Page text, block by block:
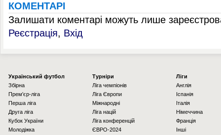
КОМЕНТАРІ
Залишати коментарі можуть лише
Реєстрація, Вхід
Українcький футбол
Збірна
Прем'єр-ліга
Перша ліга
Друга ліга
Кубок України
Молодіжка
Турніри
Ліга чемпіонів
Ліга Європи
Міжнародні
Ліга націй
Ліга конференцій
ЄВРО-2024
Ліги
Англія
Іспанія
Італія
Німеччина
Франція
Інші